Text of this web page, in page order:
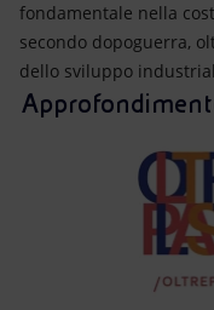
fondamentale nella
secondo dopoguerra,
dello sviluppo